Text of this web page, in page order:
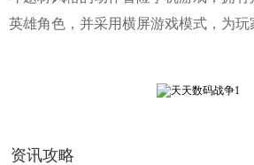
英雄角色，并采用横屏游戏模式，为
的快打体验。同时,游戏在关卡冒险和
回忆和带来强烈的视觉冲击。
资讯攻略